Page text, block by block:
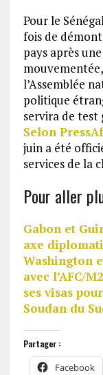
Pour le
fois de
pays après
l’Assemblée
politique
servira de
Selon
juin a été
services de la
Pour aller
Gabon et
axe
Washington
avec l’AFC/
ses visas
Soudan du
Partager :
Facebook